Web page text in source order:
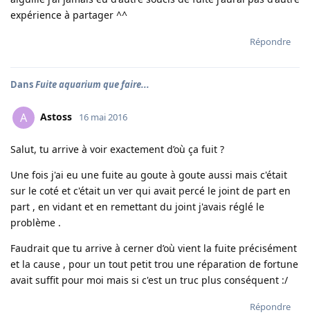
expérience à partager ^^
Répondre
DansFuite aquarium que faire...
A Astoss 16 mai 2016
Salut, tu arrive à voir exactement d’où ça fuit ?
Une fois j'ai eu une fuite au goute à goute aussi mais c'était
sur le coté et c'était un ver qui avait percé le joint de part en
part , en vidant et en remettant du joint j'avais réglé le
problème .
Faudrait que tu arrive à cerner d’où vient la fuite précisément
et la cause , pour un tout petit trou une réparation de fortune
avait suffit pour moi mais si c'est un truc plus conséquent :/
Répondre